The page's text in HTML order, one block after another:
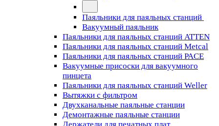
Паяльники для паяльных станций
Вакуумный паяльник
Паяльники для паяльных станций ATTEN
Паяльники для паяльных станций Metcal
Паяльники для паяльных станций PACE
Вакуумные присоски для вакуумного
пинцета
Паяльники для паяльных станций Weller
Вытяжки с фильтром
Двухканальные паяльные станции
Демонтажные паяльные станции
Держатели для печатных плат